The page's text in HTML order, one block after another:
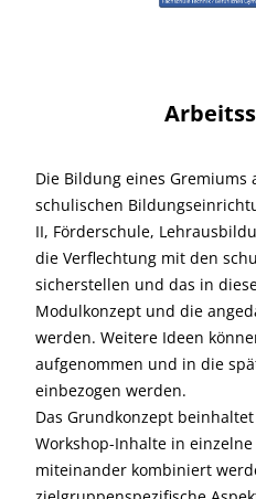
Die Bildung eines Gremiums
schulischen
II, Förderschule,
die Verflechtung mit den
sicherstellen und das in
Modulkonzept und die
werden. Weitere Ideen
aufgenommen und in die
einbezogen werden.
Das Grundkonzept
Workshop-Inhalte in
miteinander kombiniert